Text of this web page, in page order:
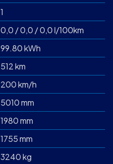
1
0,0 / 0,0 / 0,0 l/100km
99.80 kWh
512 km
200 km/h
5010 mm
1980 mm
1755 mm
3240 kg